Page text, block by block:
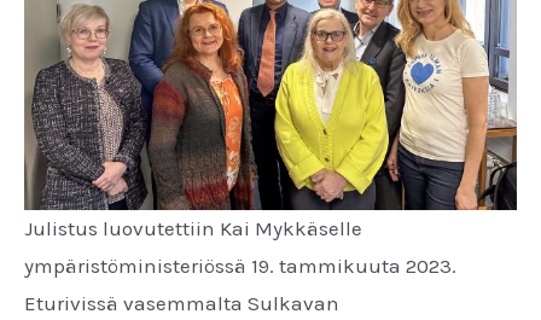
Julistus luovutettiin Kai Mykkäselle
ympäristöministeriössä 19. tammikuuta 2023.
Eturivissä vasemmalta Sulkavan